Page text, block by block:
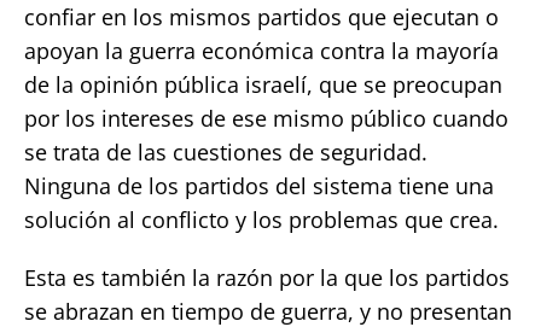
confiar en los mismos partidos que ejecutan o
apoyan la guerra económica contra la mayoría
de la opinión pública israelí, que se preocupan
por los intereses de ese mismo público cuando
se trata de las cuestiones de seguridad.
Ninguna de los partidos del sistema tiene una
solución al conflicto y los problemas que crea.
Esta es también la razón por la que los partidos
se abrazan en tiempo de guerra, y no presentan